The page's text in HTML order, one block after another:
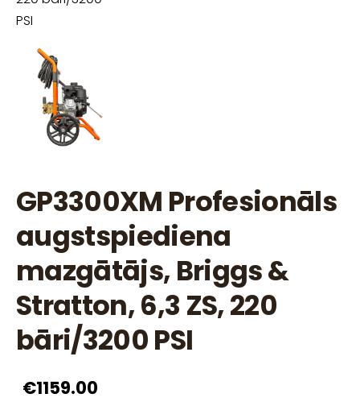
GP3300XM Profesionāls
augstspiediena
mazgātājs, Briggs &
Stratton, 6,3 ZS, 220
bāri/3200 PSI
€1159.00